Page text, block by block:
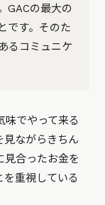
GACの最大の
です。そのた
るコミュニケ
味でやって来る
見ながらきちん
見合ったお金を
重視している